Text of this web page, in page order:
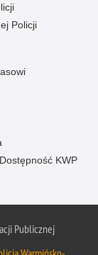
Policji
Dostępność KWP
Publicznej